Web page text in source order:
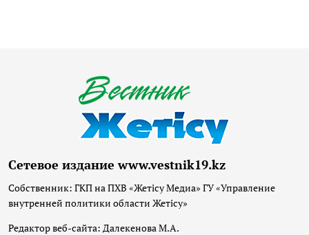
Сетевое издание www.vestnik19.kz
Собственник: ГКП на ПХВ «Жетісу Медиа» ГУ «Управление
внутренней политики области Жетісу»
Редактор веб-сайта: Далекенова М.А.